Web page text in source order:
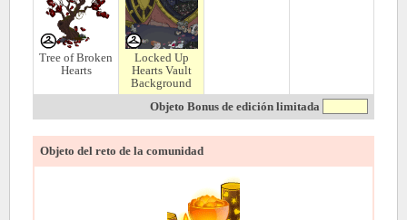
Tree of Broken
Hearts
Locked Up
Hearts Vault
Background
Objeto Bonus de edición limitada
Objeto del reto de la comunidad